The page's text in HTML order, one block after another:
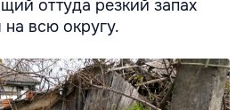
оттуда резкий запах
на всю округу.